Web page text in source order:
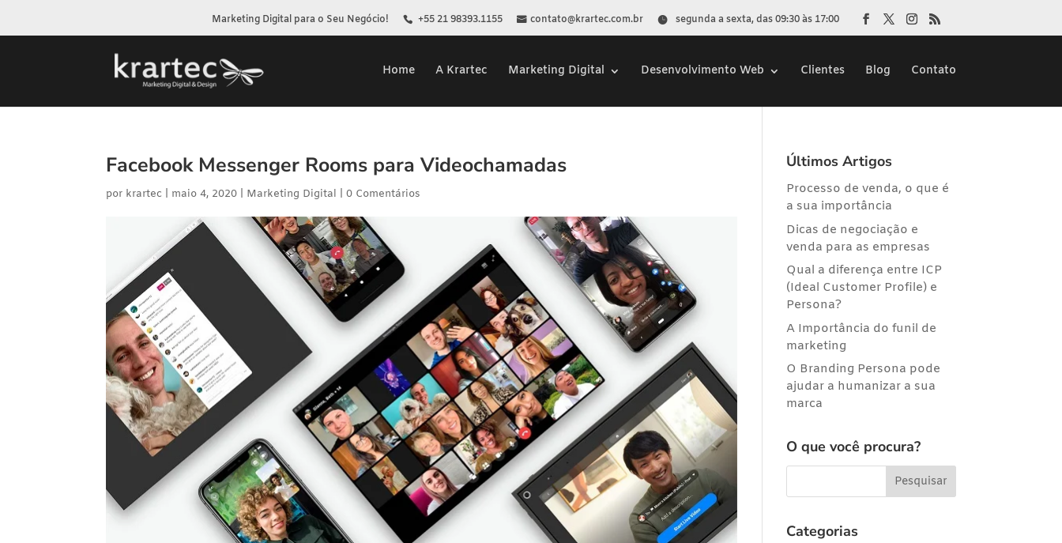
Marketing Digital para o Seu Negócio! +55 21 98393.1155 contato@krartec.com.br segunda a sexta, das 09:30 às 17:00
Home A Krartec Marketing Digital Desenvolvimento Web Clientes Blog Contato
Facebook Messenger Rooms para Videochamadas
por krartec maio 4, 2020 Marketing Digital |0 Comentários
Últimos Artigos
Processo de venda, o que é
a sua importância
Dicas de negociação e
venda para as empresas
Qual a diferença entre ICP
(Ideal Customer Profile) e
Persona?
A Importância do funil de
marketing
O Branding Persona pode
ajudar a humanizar a sua
marca
O que você procura?
Categorias